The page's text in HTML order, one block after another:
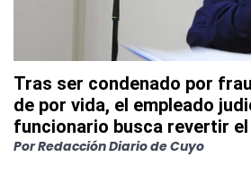
Tras ser condenado por
de por vida, el empleado
funcionario busca revertir
PorRedacción Diario de Cuyo